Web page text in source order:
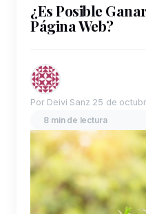
¿Es Posible
Página Web?
Por Deivi Sanz 25 de
8 min de lectura